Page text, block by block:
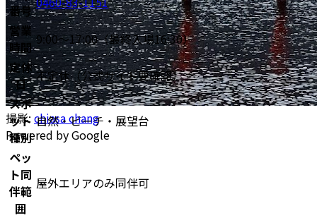
撮影: chiasa chang
Powered by Google
番号
営業
時間 9:00〜17:00（最終入場16:30）
定休
日 不定休（公式サイト要確認）
スポ
ット
種別
自然・ビーチ・展望台
ペッ
ト同
伴範
囲
屋外エリアのみ同伴可